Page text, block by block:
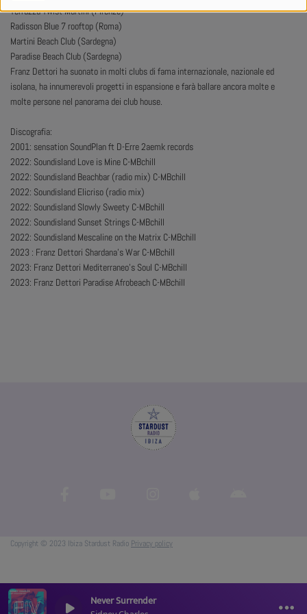
Never Surrender
Terrazza Twist Martini (Firenze)
Radisson Blue 7 rooftop (Roma)
Martini Beach Club (Sardegna)
Paradise Beach Club (Sardegna)
Franz Dettori ha suonato in molti clubs di fama internazionale, nazionale ed
isolana, ha innumerevoli progetti in espansione e farà ballare ancora molte e
molte persone nel panorama dei club house.
Discografia:
2001: sensation SoundPlan ft D-Erre 2aemk records
2022: Soundisland Love is Mine C-MBchill
2022: Soundisland Beachbar (radio mix) C-MBchill
2022: Soundisland Elicriso (radio mix)
2022: Soundisland Slowly Sweety C-MBchill
2022: Soundisland Sunset Strings C-MBchill
2022: Soundisland Mescaline on the Matrix C-MBchill
2023 : Franz Dettori Shardana’s War C-MBchill
2023: Franz Dettori Mediterraneo’s Soul C-MBchill
2023: Franz Dettori Paradise Afrobeach C-MBchill
Copyright © 2023 Ibiza Stardust Radio Privacy policy